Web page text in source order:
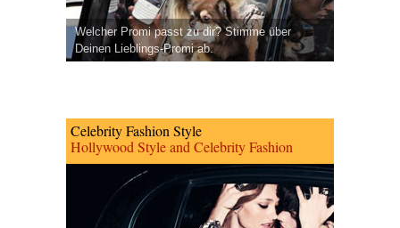
Welcher Promi passt zu dir? Stimme über
Deinen Lieblings-Promi ab.
Celebrity Fashion Style
Hollywood Style and Celebrity Fashion